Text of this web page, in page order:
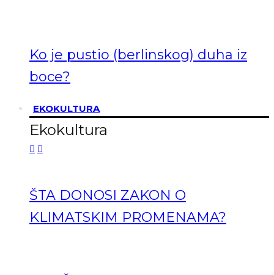
Ko je pustio (berlinskog) duha iz
boce?
EKOKULTURA
Ekokultura
ŠTA DONOSI ZAKON O
KLIMATSKIM PROMENAMA?